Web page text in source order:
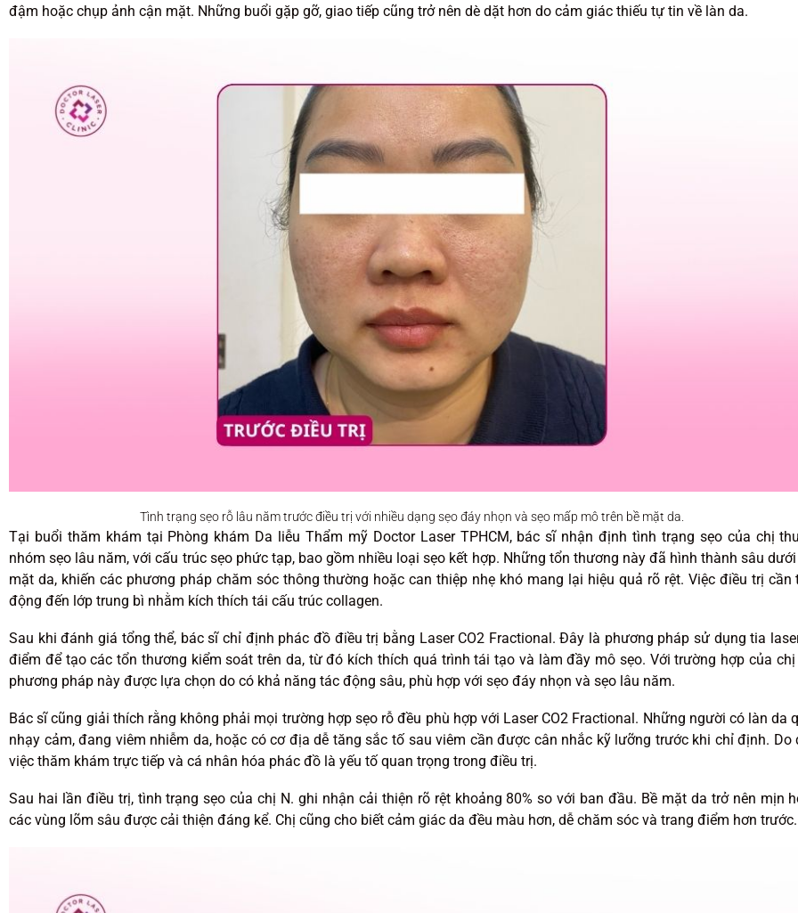
đậm hoặc chụp ảnh cận mặt. Những buổi gặp gỡ, giao tiếp cũng trở nên dè dặt hơn do cảm giác thiếu tự tin về làn da.
Tình trạng sẹo rỗ lâu năm trước điều trị với nhiều dạng sẹo đáy nhọn và sẹo mấp mô trên bề mặt da.
Tại buổi thăm khám tại Phòng khám Da liễu Thẩm mỹ Doctor Laser TPHCM, bác sĩ nhận định tình trạng sẹo của chị
nhóm sẹo lâu năm, với cấu trúc sẹo phức tạp, bao gồm nhiều loại sẹo kết hợp. Những tổn thương này đã hình thành sâu
mặt da, khiến các phương pháp chăm sóc thông thường hoặc can thiệp nhẹ khó mang lại hiệu quả rõ rệt. Việc điều trị cần
động đến lớp trung bì nhằm kích thích tái cấu trúc collagen.
Sau khi đánh giá tổng thể, bác sĩ chỉ định phác đồ điều trị bằng Laser CO2 Fractional. Đây là phương pháp sử dụng tia
điểm để tạo các tổn thương kiểm soát trên da, từ đó kích thích quá trình tái tạo và làm đầy mô sẹo. Với trường hợp của chị
phương pháp này được lựa chọn do có khả năng tác động sâu, phù hợp với sẹo đáy nhọn và sẹo lâu năm.
Bác sĩ cũng giải thích rằng không phải mọi trường hợp sẹo rỗ đều phù hợp với Laser CO2 Fractional. Những người có làn da
nhạy cảm, đang viêm nhiễm da, hoặc có cơ địa dễ tăng sắc tố sau viêm cần được cân nhắc kỹ lưỡng trước khi chỉ định. Do
việc thăm khám trực tiếp và cá nhân hóa phác đồ là yếu tố quan trọng trong điều trị.
Sau hai lần điều trị, tình trạng sẹo của chị N. ghi nhận cải thiện rõ rệt khoảng 80% so với ban đầu. Bề mặt da trở nên mịn
các vùng lõm sâu được cải thiện đáng kể. Chị cũng cho biết cảm giác da đều màu hơn, dễ chăm sóc và trang điểm hơn trước.